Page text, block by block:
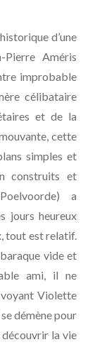
d’une
Pierre Améris
improbable
célibataire
et de la
cette
simples et
construits et
a
jours heureux
tout est relatif.
vide et
ami, il ne
Violette
démène pour
découvrir la vie